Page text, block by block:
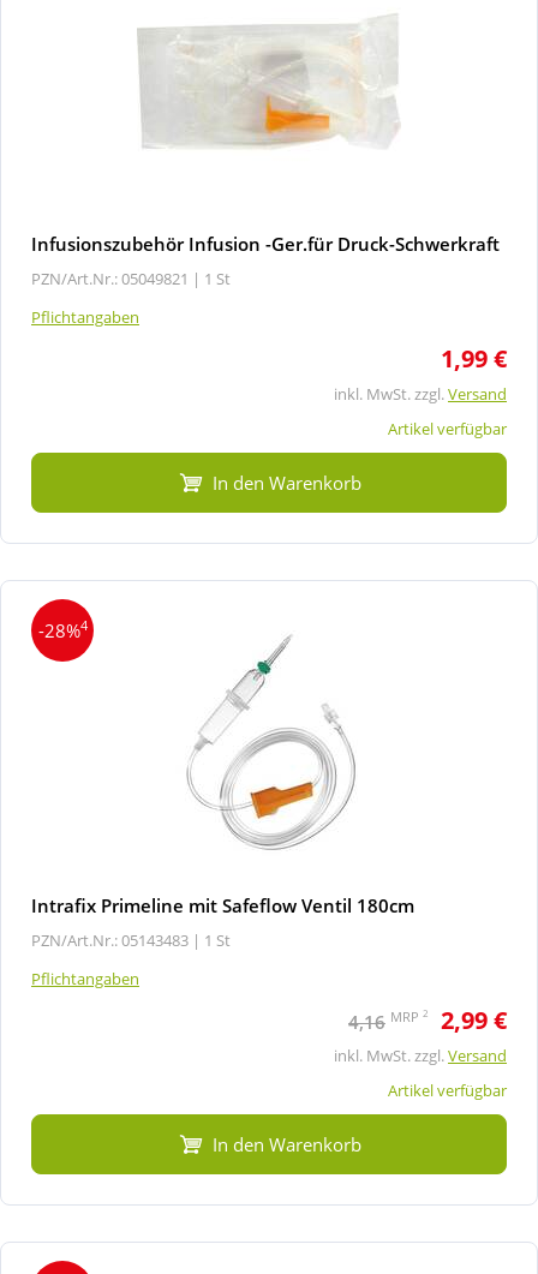
Infusionszubehör Infusion -Ger.für Druck-Schwerkraft
PZN/Art.Nr.: 05049821 | 1 St
Pflichtangaben
1,99 €
inkl. MwSt. zzgl.Versand
Artikel verfügbar
In den Warenkorb
-28%4
Intrafix Primeline mit Safeflow Ventil 180cm
PZN/Art.Nr.: 05143483 | 1 St
Pflichtangaben
4,16 MRP 2 2,99 €
inkl. MwSt. zzgl.Versand
Artikel verfügbar
In den Warenkorb